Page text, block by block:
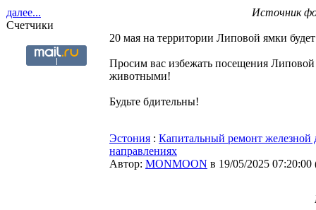
далее...
Счетчики
Источник
20 мая на территории Липовой ямки
Просим вас избежать посещения Липовой
животными!
Будьте бдительны!
Эстония : Капитальный ремонт железной
направлениях
Автор: MONMOON в 19/05/2025 07:20:00